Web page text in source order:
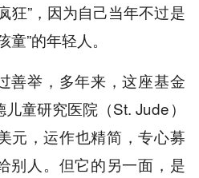
狂”，因为自己当年不过是
”的年轻人。
善举，多年来，这座基金
童研究医院（St. Jude）
元，运作也精简，专心募
别人。但它的另一面，是